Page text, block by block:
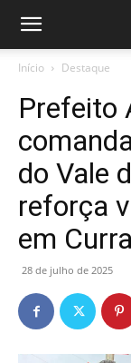
Início Destaque
Prefeito
do Vale
reforça
em
28 de julho de 2025